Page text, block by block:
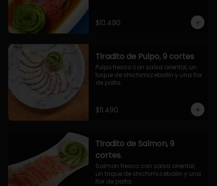
$10.490
Tiradito de Pulpo, 9 cortes
Pulpo fresco con salsa oriental, un
toque de shichimi,cebollin y una flor
de palta.
$11.490
Tiradito de Salmon, 9
cortes.
Salmon fresco con salsa oriental,
un toque de shichimi,cebollin y una
flor de palta.